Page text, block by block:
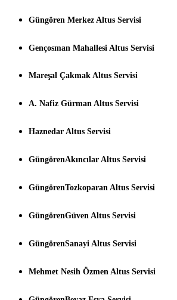
Güngören Merkez Altus Servisi
Gençosman Mahallesi Altus Servisi
Mareşal Çakmak Altus Servisi
A. Nafiz Gürman Altus Servisi
Haznedar Altus Servisi
GüngörenAkıncılar Altus Servisi
GüngörenTozkoparan Altus Servisi
GüngörenGüven Altus Servisi
GüngörenSanayi Altus Servisi
Mehmet Nesih Özmen Altus Servisi